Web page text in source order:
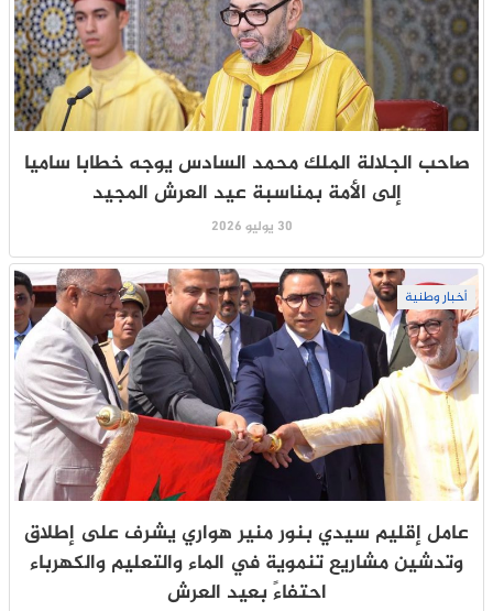
صاحب الجلالة الملك محمد السادس يوجه خطابا ساميا
إلى الأمة بمناسبة عيد العرش المجيد
30 يوليو 2026
أخبار وطنية
عامل إقليم سيدي بنور منير هواري يشرف على إطلاق
وتدشين مشاريع تنموية في الماء والتعليم والكهرباء
احتفاءً بعيد العرش